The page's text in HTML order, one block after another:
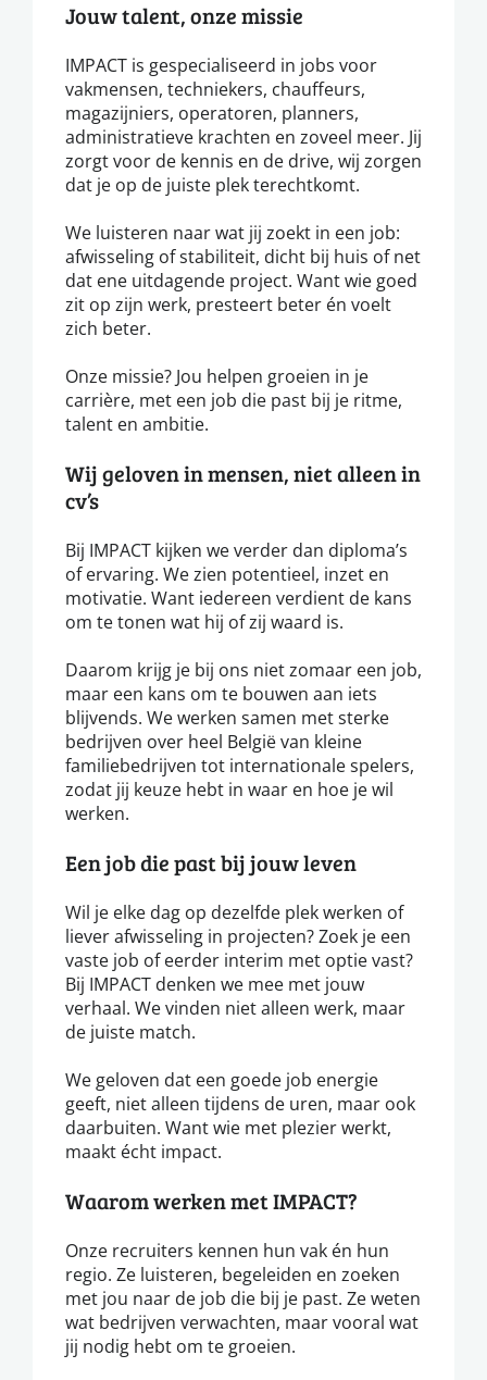
Jouw talent, onze missie
IMPACT is gespecialiseerd in jobs voor
vakmensen, techniekers, chauffeurs,
magazijniers, operatoren, planners,
administratieve krachten en zoveel meer. Jij
zorgt voor de kennis en de drive, wij zorgen
dat je op de juiste plek terechtkomt.
We luisteren naar wat jij zoekt in een job:
afwisseling of stabiliteit, dicht bij huis of net
dat ene uitdagende project. Want wie goed
zit op zijn werk, presteert beter én voelt
zich beter.
Onze missie? Jou helpen groeien in je
carrière, met een job die past bij je ritme,
talent en ambitie.
Wij geloven in mensen, niet alleen in
cv’s
Bij IMPACT kijken we verder dan diploma’s
of ervaring. We zien potentieel, inzet en
motivatie. Want iedereen verdient de kans
om te tonen wat hij of zij waard is.
Daarom krijg je bij ons niet zomaar een job,
maar een kans om te bouwen aan iets
blijvends. We werken samen met sterke
bedrijven over heel België van kleine
familiebedrijven tot internationale spelers,
zodat jij keuze hebt in waar en hoe je wil
werken.
Een job die past bij jouw leven
Wil je elke dag op dezelfde plek werken of
liever afwisseling in projecten? Zoek je een
vaste job of eerder interim met optie vast?
Bij IMPACT denken we mee met jouw
verhaal. We vinden niet alleen werk, maar
de juiste match.
We geloven dat een goede job energie
geeft, niet alleen tijdens de uren, maar ook
daarbuiten. Want wie met plezier werkt,
maakt écht impact.
Waarom werken met IMPACT?
Onze recruiters kennen hun vak én hun
regio. Ze luisteren, begeleiden en zoeken
met jou naar de job die bij je past. Ze weten
wat bedrijven verwachten, maar vooral wat
jij nodig hebt om te groeien.